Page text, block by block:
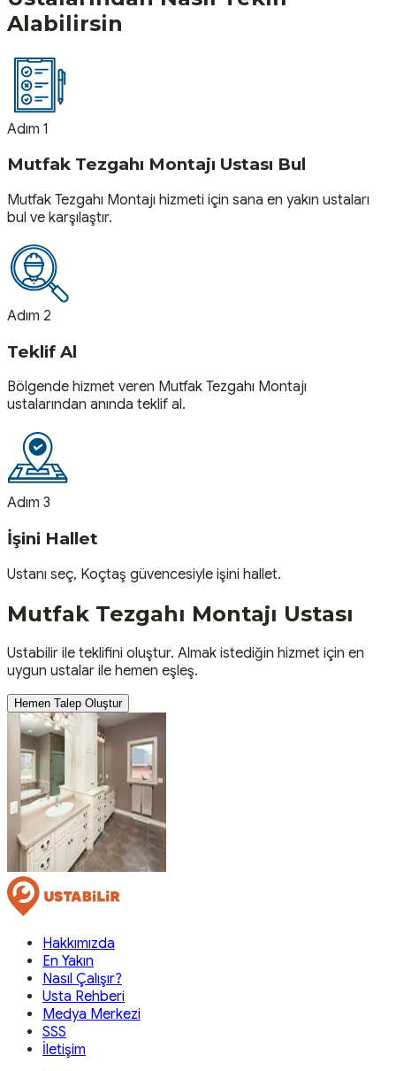
Alabilirsin
Adım 1
Mutfak Tezgahı Montajı Ustası Bul
Mutfak Tezgahı Montajı hizmeti için sana en yakın ustaları
bul ve karşılaştır.
Adım 2
Teklif Al
Bölgende hizmet veren Mutfak Tezgahı Montajı
ustalarından anında teklif al.
Adım 3
İşini Hallet
Ustanı seç, Koçtaş güvencesiyle işini hallet.
Mutfak Tezgahı Montajı Ustası
Ustabilir ile teklifini oluştur. Almak istediğin hizmet için en
uygun ustalar ile hemen eşleş.
Hemen Talep Oluştur
Hakkımızda
En Yakın
Nasıl Çalışır?
Usta Rehberi
Medya Merkezi
SSS
İletişim